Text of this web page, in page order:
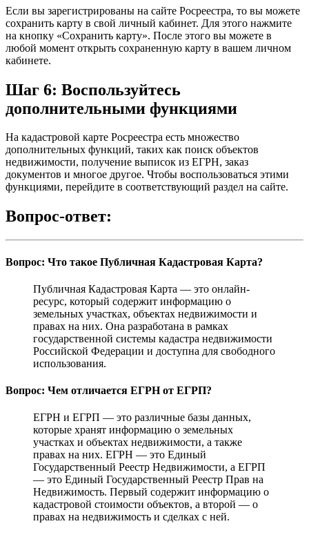
Если вы зарегистрированы на сайте Росреестра, то вы можете
сохранить карту в свой личный кабинет. Для этого нажмите
на кнопку «Сохранить карту». После этого вы можете в
любой момент открыть сохраненную карту в вашем личном
кабинете.
Шаг 6: Воспользуйтесь
дополнительными функциями
На кадастровой карте Росреестра есть множество
дополнительных функций, таких как поиск объектов
недвижимости, получение выписок из ЕГРН, заказ
документов и многое другое. Чтобы воспользоваться этими
функциями, перейдите в соответствующий раздел на сайте.
Вопрос-ответ:
Вопрос: Что такое Публичная Кадастровая Карта?
Публичная Кадастровая Карта — это онлайн-
ресурс, который содержит информацию о
земельных участках, объектах недвижимости и
правах на них. Она разработана в рамках
государственной системы кадастра недвижимости
Российской Федерации и доступна для свободного
использования.
Вопрос: Чем отличается ЕГРН от ЕГРП?
ЕГРН и ЕГРП — это различные базы данных,
которые хранят информацию о земельных
участках и объектах недвижимости, а также
правах на них. ЕГРН — это Единый
Государственный Реестр Недвижимости, а ЕГРП
— это Единый Государственный Реестр Прав на
Недвижимость. Первый содержит информацию о
кадастровой стоимости объектов, а второй — о
правах на недвижимость и сделках с ней.